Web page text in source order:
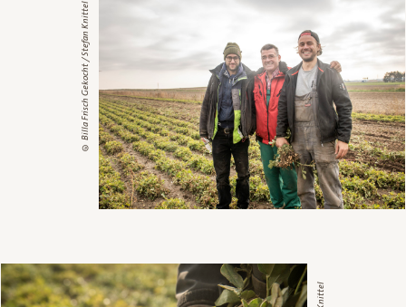
© Billa Frisch Gekocht / Stefan Knittel